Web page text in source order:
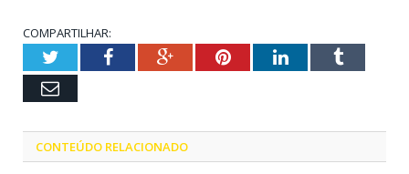
COMPARTILHAR:
TwitterFacebookGoogle+PinterestLinkedInTumblr
Email
CONTEÚDO RELACIONADO